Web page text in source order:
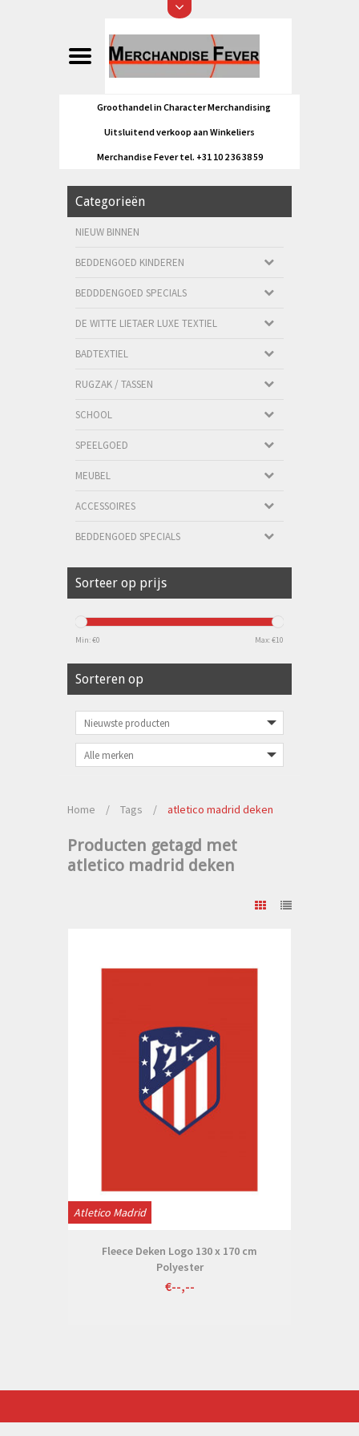
Groothandel in Character Merchandising
Uitsluitend verkoop aan Winkeliers
Merchandise Fever tel. +31 10 2 36 38 59
Categorieën
NIEUW BINNEN
BEDDENGOED KINDEREN
BEDDDENGOED SPECIALS
DE WITTE LIETAER LUXE TEXTIEL
BADTEXTIEL
RUGZAK / TASSEN
SCHOOL
SPEELGOED
MEUBEL
ACCESSOIRES
BEDDENGOED SPECIALS
Sorteer op prijs
Min: €0 Max: €10
Sorteren op
Home / Tags / atletico madrid deken
Producten getagd met
atletico madrid deken
Atletico Madrid
Fleece Deken Logo 130 x 170 cm
Polyester
€--,--